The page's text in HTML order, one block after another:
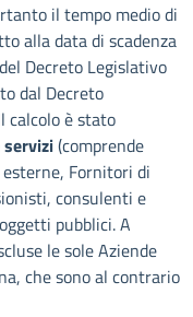
il tempo medio di
alla data di scadenza
Decreto Legislativo
dal Decreto
calcolo è stato
(comprende
Fornitori di
consulenti e
pubblici. A
le sole Aziende
che sono al contrario